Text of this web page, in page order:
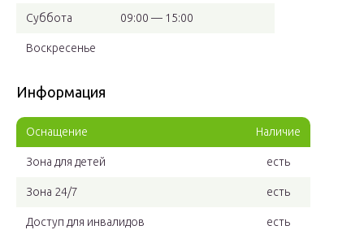
Суббота 09:00 — 15:00
Воскресенье
Информация
Оснащение Наличие
Зона для детей есть
Зона 24/7 есть
Доступ для инвалидов есть